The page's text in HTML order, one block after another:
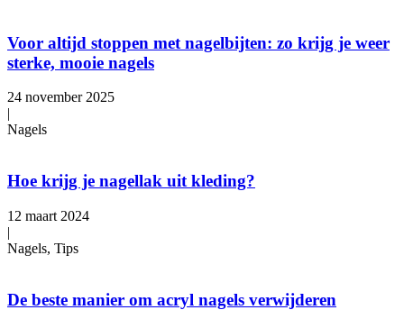
Voor altijd stoppen met nagelbijten: zo krijg je weer
sterke, mooie nagels
24 november 2025
|
Nagels
Hoe krijg je nagellak uit kleding?
12 maart 2024
|
Nagels, Tips
De beste manier om acryl nagels verwijderen